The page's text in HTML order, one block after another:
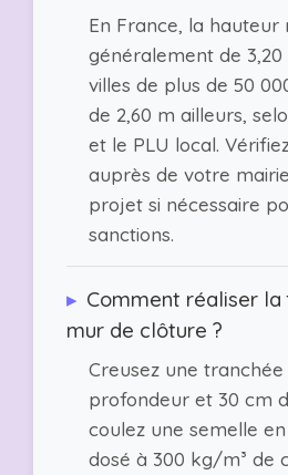
En France, la hauteur
généralement de 3,20
villes de plus de 50
de 2,60 m ailleurs,
et le PLU local.
auprès de votre
projet si nécessaire
sanctions.
▸ Comment réaliser la
mur de clôture ?
Creusez une
profondeur et 30 cm
coulez une semelle
dosé à 300 kg/m³ de